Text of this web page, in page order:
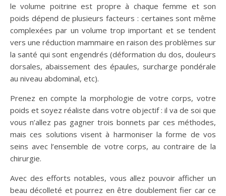
le volume poitrine est propre à chaque femme et son
poids dépend de plusieurs facteurs : certaines sont même
complexées par un volume trop important et se tendent
vers une réduction mammaire en raison des problèmes sur
la santé qui sont engendrés (déformation du dos, douleurs
dorsales, abaissement des épaules, surcharge pondérale
au niveau abdominal, etc).
Prenez en compte la morphologie de votre corps, votre
poids et soyez réaliste dans votre objectif : il va de soi que
vous n’allez pas gagner trois bonnets par ces méthodes,
mais ces solutions visent à harmoniser la forme de vos
seins avec l’ensemble de votre corps, au contraire de la
chirurgie.
Avec des efforts notables, vous allez pouvoir afficher un
beau décolleté et pourrez en être doublement fier car ce